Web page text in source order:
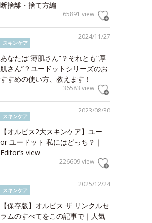
断捨離・捨て方編
65891 view
2024/11/27
スキンケア
あなたは“薄肌さん”？それとも“厚
肌さん”？ユードットシリーズのお
すすめの使い方、教えます！
36583 view
2023/08/30
スキンケア
【オルビス2大スキンケア】ユー
or ユードット 私にはどっち？｜
Editor’s view
226609 view
2025/12/24
スキンケア
【保存版】オルビス ザ リンクルセ
ラムのすべてをこの記事で｜人気